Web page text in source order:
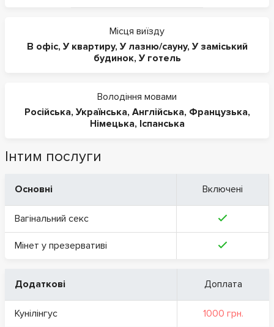
Місця виїзду
В офіс, У квартиру, У лазню/сауну, У заміський
будинок, У готель
Володіння мовами
Російська, Українська, Англійська, Французька,
Німецька, Іспанська
Інтим послуги
Основні Включені
Вагінальний секс
Мінет у презервативі
Додаткові Доплата
Кунілінгус 1000 грн.